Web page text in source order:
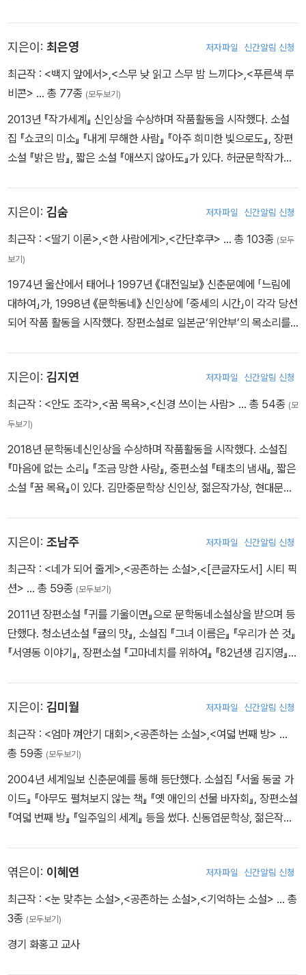
지은이: 최은영 저자파일 신간알림 신청
최근작 : <백지 앞에서> <스무 낮 읽고 스무 밤 느끼다> <푸른색 루
비콘> … 총 77종 (모두보기)
2013년 『작가세계』 신인상을 수상하며 작품활동을 시작했다. 소설
집 『쇼코의 미소』 『내게 무해한 사람』 『아주 희미한 빛으로도』, 장편
소설 『밝은 밤』, 짧은 소설 『애쓰지 않아도』가 있다. 허균문학작가상,
상을 수상했다.
지은이: 김숨 저자파일 신간알림 신청
최근작 : <딸기 이론> <한 사람에게> <간단후쿠> … 총 103종 (모두
보기)
1974년 울산에서 태어나 1997년 《대전일보》 신춘문예에 「느림에
대하여」가, 1998년 《문학동네》 신인상에 「중세의 시간」이 각각 당선
되어 작품 활동을 시작했다. 장편소설로 일본군‘위안부’의 목소리를
스포라의 삶을 다룬 『떠도는 땅』, 식민 지배의 상처를 그린 『잃어버린
사람』, 태평양전쟁 당시 오키나와에서의 조선인 참살을 다룬 『오키나
와 스파이』, 조선소 노동자의 삶을 다룬 『철』 『제비심장』 등이 있고,
『나는 나무를 만질 수 있을까』 『침대』 『간과 쓸개』 『국수』 『당신의
신』 『나는 염소가 처음이야』 등이 있다. 현대문학상, 대산문학상, 이
상문학상, 동인문학상 등을 수상했다.
지은이: 김지연 저자파일 신간알림 신청
최근작 : <안도 조각> <꿈 목욕> <신경 쓰이는 사람> … 총 54종 (모
두보기)
2018년 문학동네신인상을 수상하며 작품활동을 시작했다. 소설집
『마음에 없는 소리』 『조금 망한 사랑』, 중편소설 『태초의 냄새』, 짧은
소설 『꿈 목욕』이 있다. 김만중문학상 신인상, 젊은작가상, 현대문학
지은이: 조남주 저자파일 신간알림 신청
최근작 : <네가 되어 줄게> <공존하는 소설> <[큰글자도서] 시티 픽
션> … 총 59종 (모두보기)
2011년 장편소설 『귀를 기울이면』으로 문학동네소설상을 받으며 등
단했다. 청소년소설 『귤의 맛』, 소설집 『그녀 이름은』 『우리가 쓴 것』
『서영동 이야기』, 장편소설 『고마네치를 위하여』 『82년생 김지영』
지은이: 김미월 저자파일 신간알림 신청
최근작 : <엄마 껴안기 대회> <공존하는 소설> <여덟 번째 방> …
총 59종 (모두보기)
2004년 세계일보 신춘문예를 통해 등단했다. 소설집 『서울 동굴 가
이드』 『아무도 펼쳐보지 않는 책』 『옛 애인의 선물 바자회』, 장편소설
『여덟 번째 방』 『일주일의 세계』 등을 썼다. 신동엽문학상, 젊은작가
엮은이: 이혜연 저자파일 신간알림 신청
최근작 : <눈 맞추는 소설> <공존하는 소설> <기억하는 소설> … 총
3종 (모두보기)
경기 화홍고 교사